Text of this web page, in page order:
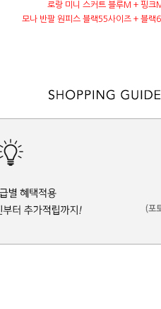
로랑 미니 스커트 블루M + 핑크
모나 반팔 원피스 블랙55사이즈 + 블랙